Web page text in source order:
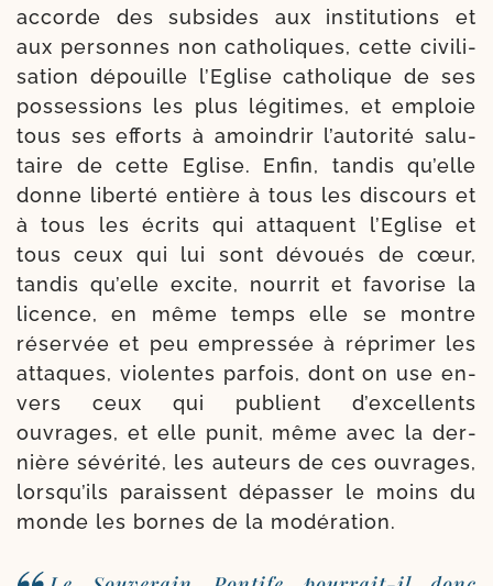
accorde des sub­sides aux ins­ti­tu­tions et
aux per­sonnes non catho­liques, cette civi­li­
sa­tion dépouille l’Eglise catho­lique de ses
pos­ses­sions les plus légi­times, et emploie
tous ses efforts à amoin­drir l’autorité salu­
taire de cette Eglise. Enfin, tan­dis qu’elle
donne liber­té entière à tous les dis­cours et
à tous les écrits qui atta­quent l’Eglise et
tous ceux qui lui sont dévoués de cœur,
tan­dis qu’elle excite, nour­rit et favo­rise la
licence, en même temps elle se montre
réser­vée et peu empres­sée à répri­mer les
attaques, vio­lentes par­fois, dont on use en­
vers ceux qui publient d’ex­cel­lents
ouvrages, et elle punit, même avec la der­
nière sévé­ri­té, les auteurs de ces ouvrages,
lorsqu’ils paraissent dépas­ser le moins du
monde les bornes de la modération.